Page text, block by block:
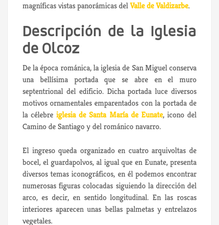
magníficas vistas panorámicas delValle de Valdizarbe.
Descripción de la Iglesia
de Olcoz
De la época románica, la iglesia de San Miguel conserva
una bellísima portada que se abre en el muro
septentrional del edificio. Dicha portada luce diversos
motivos ornamentales emparentados con la portada de
la célebreiglesia de Santa María de Eunate, icono del
Camino de Santiago y del románico navarro.
El ingreso queda organizado en cuatro arquivoltas de
bocel, el guardapolvos, al igual que en Eunate, presenta
diversos temas iconográficos, en él podemos encontrar
numerosas figuras colocadas siguiendo la dirección del
arco, es decir, en sentido longitudinal. En las roscas
interiores aparecen unas bellas palmetas y entrelazos
vegetales.